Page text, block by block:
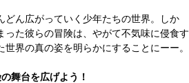
ん広がっていく少年たちの世界。しか
った彼らの冒険は、やがて不気味に侵食す
界の真の姿を明らかにすることにーー。
舞台を広げよう！